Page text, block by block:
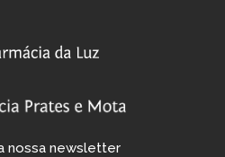
nossa newsletter